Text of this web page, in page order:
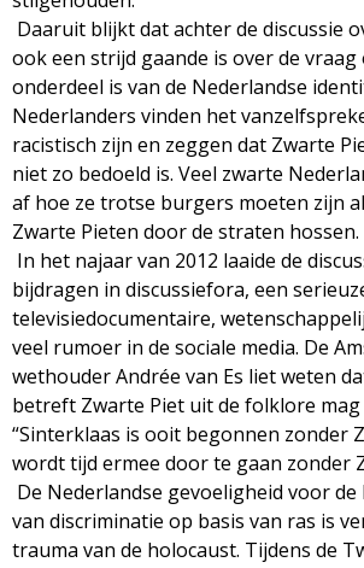
a
z
i
n
e
Daaruit blijkt dat achter de discussie
ook een strijd gaande is over de
onderdeel is van de Nederlandse
Nederlanders vinden het
racistisch zijn en zeggen dat Zwarte
niet zo bedoeld is. Veel zwarte
af hoe ze trotse burgers moeten zijn
Zwarte Pieten door de straten hossen.
In het najaar van 2012 laaide de
bijdragen in discussiefora, een
televisiedocumentaire,
veel rumoer in de sociale media. De
wethouder Andrée van Es liet weten
betreft Zwarte Piet uit de folklore mag
“Sinterklaas is ooit begonnen zonder
wordt tijd ermee door te gaan zonder
De Nederlandse gevoeligheid voor
van discriminatie op basis van ras is
trauma van de holocaust. Tijdens de